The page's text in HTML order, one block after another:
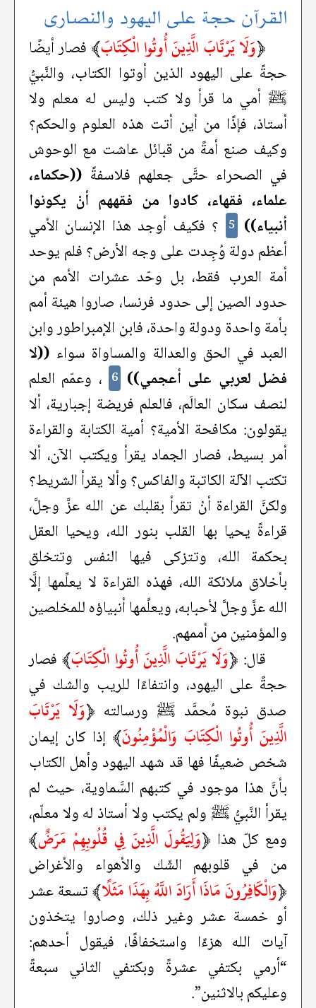
القرآن حجة على اليهود والنصارى
﴿وَلَا يَرْتَابَ الَّذِينَ أُوتُوا الْكِتَابَ﴾ فصار أيضًا
حجةً على اليهود الذين أوتوا الكتاب، والنَّبيُّ
ﷺ أمي ما قرأ ولا كتب وليس له معلم ولا
أستاذ، فإذًا من أين أتت هذه العلوم والحكم؟
وكيف صنع أمةً من قبائل عاشت مع الوحوش
في الصحراء حتَّى جعلهم فلاسفةً ((حكماء،
علماء، فقهاء، كادوا من فقههم أنْ يكونوا
أنبياء)) 5 ؟ فكيف أوجد هذا الإنسان الأمي
أعظم دولة وُجِدت على وجه الأرض؟ فلم يوحد
أمة العرب فقط، بل وحّد عشرات الأمم من
حدود الصين إلى حدود فرنسا، صاروا هيئة أمم
بأمة واحدة ودولة واحدة، فابن الإمبراطور وابن
العبد في الحق والعدالة والمساواة سواء ((لا
فضل لعربي على أعجمي)) 6 ، وعمّم العلم
لنصف سكان العالَم، فالعلم فريضة إجبارية، ألا
يقولون: مكافحة الأمية؟ أمية الكتابة والقراءة
أمر بسيط، فصار الجماد يقرأ ويكتب الآن، ألا
تكتب الآلة الكاتبة والفاكس؟ وألا يقرأ الشريط؟
ولكنَّ القراءة أنْ تقرأ بقلبك عن الله عزَّ وجلَّ،
قراءةً يحيا بها القلب بنور الله، ويحيا العقل
بحكمة الله، وتتزكى فيها النفس وتتخلق
بأخلاق ملائكة الله، فهذه القراءة لا يعلِّمها إلَّا
الله عزَّ وجلَّ لأحبابه، ويعلِّمها أنبياؤه للمخلصين
والمؤمنين من أممهم.
قال: ﴿وَلَا يَرْتَابَ الَّذِينَ أُوتُوا الْكِتَابَ﴾ فصار
حجةً على اليهود، وانتفاءًا للريب والشك في
صدق نبوة مُحمَّد ﷺ ورسالته ﴿وَلَا يَرْتَابَ
الَّذِينَ أُوتُوا الْكِتَابَ وَالْمُؤْمِنُونَ﴾ إذا كان إيمان
شخص ضعيفًا فها قد شهد اليهود وأهل الكتاب
بأنَّ هذا موجود في كتبهم السَّماوية، حيث لم
يقرأ النَّبيُّ ﷺ ولم يكتب ولا أستاذ له ولا معلّم،
ومع كلّ هذا ﴿وَلِيَقُولَ الَّذِينَ فِي قُلُوبِهِمْ مَرَضٌ﴾
من في قلوبهم الشّك والأهواء والأغراض
﴿وَالْكَافِرُونَ مَاذَا أَرَادَ اللَّهُ بِهَذَا مَثَلًا﴾تسعة عشر
أو خمسة عشر وغير ذلك، وصاروا يتخذون
آيات الله هزءًا واستخفافًا، فيقول أحدهم:
“أرمي بكتفي عشرةً وبكتفي الثاني سبعةً
وعليكم بالاثنين”.